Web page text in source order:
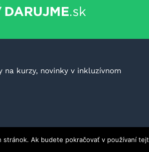
na kurzy, novinky v inkluzívnom
Ak budete pokračovať v používaní